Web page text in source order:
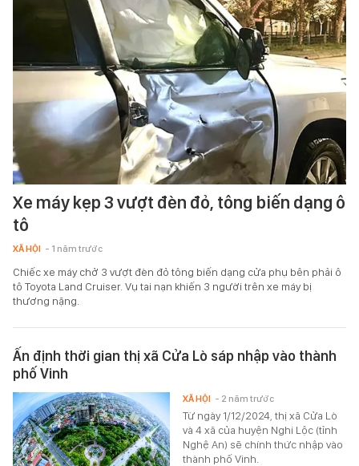
Xe máy kẹp 3 vượt đèn đỏ, tông biến dạng ô
tô
XÃ HỘI - 1 năm trước
Chiếc xe máy chở 3 vượt đèn đỏ tông biến dạng cửa phụ bên phải ô
tô Toyota Land Cruiser. Vụ tai nạn khiến 3 người trên xe máy bị
thương nặng.
Ấn định thời gian thị xã Cửa Lò sáp nhập vào thành
phố Vinh
Từ ngày 1/12/2024, thị xã Cửa Lò
và 4 xã của huyện Nghi Lộc (tỉnh
Nghệ An) sẽ chính thức nhập vào
thành phố Vinh.
XÃ HỘI - 2 năm trước